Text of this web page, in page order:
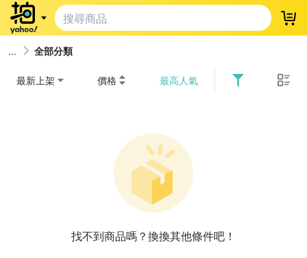
登
全部分類
最新上架 價格 最高人氣
找不到商品嗎？換換其他條件吧！